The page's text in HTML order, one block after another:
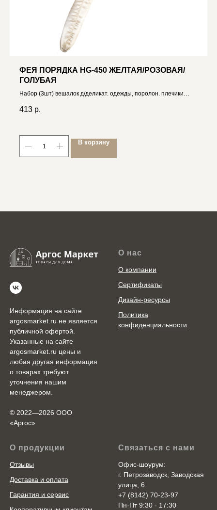
ФЕЯ ПОРЯДКА HG-450 ЖЕЛТАЯ/РОЗОВАЯ/
ГОЛУБАЯ
Набор (3шт) вешалок д/деликат. одежды, поролон. плечики
413 р.
В корзину
Информация на сайте
argosmarket.ru не является
публичной офертой.
Указанные на сайте
argosmarket.ru цены и
любая другая информация
о товарах требуют
уточнения нашим
менеджером.
© 2022—2026 ООО
«Аргоc»
О нас
О компании
Сертификаты
Дизайн-ресурсы
Политика
конфиденциальности
О продукции
Отзывы
Доставка и оплата
Гарантия и сервис
Связаться с нами
Офис-шоурум:
г. Петрозаводск, Заводская
улица, 6
+7 (8142) 70-23-97
Пн-Пт 9:30 - 17:30